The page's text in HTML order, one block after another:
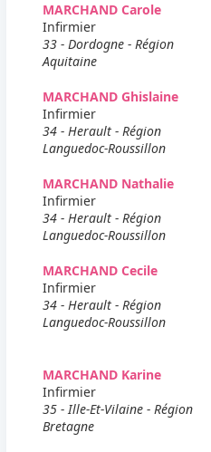
MARCHAND Carole
Infirmier
33 - Dordogne - Région
Aquitaine
MARCHAND Ghislaine
Infirmier
34 - Herault - Région
Languedoc-Roussillon
MARCHAND Nathalie
Infirmier
34 - Herault - Région
Languedoc-Roussillon
MARCHAND Cecile
Infirmier
34 - Herault - Région
Languedoc-Roussillon
MARCHAND Karine
Infirmier
35 - Ille-Et-Vilaine - Région
Bretagne